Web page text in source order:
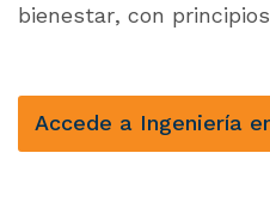
bienestar, con
Accede a Ingeniería